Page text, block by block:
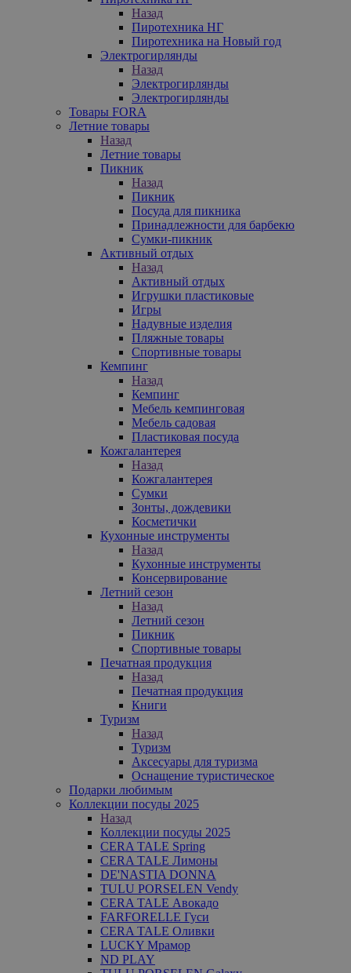
Назад
Пиротехника НГ
Пиротехника на Новый год
Электрогирлянды
Назад
Электрогирлянды
Электрогирлянды
Товары FORA
Летние товары
Назад
Летние товары
Пикник
Назад
Пикник
Посуда для пикника
Принадлежности для барбекю
Сумки-пикник
Активный отдых
Назад
Активный отдых
Игрушки пластиковые
Игры
Надувные изделия
Пляжные товары
Спортивные товары
Кемпинг
Назад
Кемпинг
Мебель кемпинговая
Мебель садовая
Пластиковая посуда
Кожгалантерея
Назад
Кожгалантерея
Сумки
Зонты, дождевики
Косметички
Кухонные инструменты
Назад
Кухонные инструменты
Консервирование
Летний сезон
Назад
Летний сезон
Пикник
Спортивные товары
Печатная продукция
Назад
Печатная продукция
Книги
Туризм
Назад
Туризм
Аксесуары для туризма
Оснащение туристическое
Подарки любимым
Коллекции посуды 2025
Назад
Коллекции посуды 2025
CERA TALE Spring
CERA TALE Лимоны
DE'NASTIA DONNA
TULU PORSELEN Vendy
CERA TALE Авокадо
FARFORELLE Гуси
CERA TALE Оливки
LUCKY Мрамор
ND PLAY